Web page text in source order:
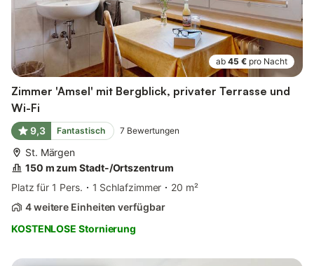
ab 45 € pro Nacht
Zimmer 'Amsel' mit Bergblick, privater Terrasse und
Wi-Fi
9,3 Fantastisch 7 Bewertungen
St. Märgen
150 m zum Stadt-/Ortszentrum
Platz für 1 Pers.
1 Schlafzimmer
20 m²
4 weitere Einheiten verfügbar
KOSTENLOSE Stornierung